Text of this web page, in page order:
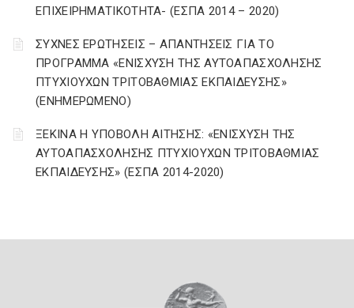
ΕΠΙΧΕΙΡΗΜΑΤΙΚΟΤΗΤΑ- (ΕΣΠΑ 2014 – 2020)
ΣΥΧΝΕΣ ΕΡΩΤΗΣΕΙΣ – ΑΠΑΝΤΗΣΕΙΣ ΓΙΑ ΤΟ
ΠΡΟΓΡΑΜΜΑ «ΕΝΙΣΧΥΣΗ ΤΗΣ ΑΥΤΟΑΠΑΣΧΟΛΗΣΗΣ
ΠΤΥΧΙΟΥΧΩΝ ΤΡΙΤΟΒΑΘΜΙΑΣ ΕΚΠΑΙΔΕΥΣΗΣ»
(ΕΝΗΜΕΡΩΜΕΝΟ)
ΞΕΚΙΝΑ Η ΥΠΟΒΟΛΗ ΑΙΤΗΣΗΣ: «ΕΝΙΣΧΥΣΗ ΤΗΣ
ΑΥΤΟΑΠΑΣΧΟΛΗΣΗΣ ΠΤΥΧΙΟΥΧΩΝ ΤΡΙΤΟΒΑΘΜΙΑΣ
ΕΚΠΑΙΔΕΥΣΗΣ» (ΕΣΠΑ 2014-2020)